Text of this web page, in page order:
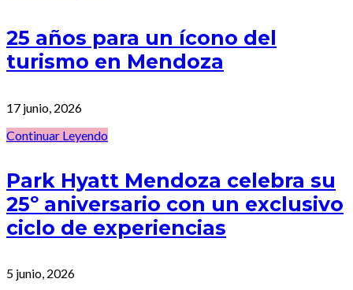
25 años para un ícono del
turismo en Mendoza
17 junio, 2026
Continuar Leyendo
Park Hyatt Mendoza celebra su
25º aniversario con un exclusivo
ciclo de experiencias
5 junio, 2026